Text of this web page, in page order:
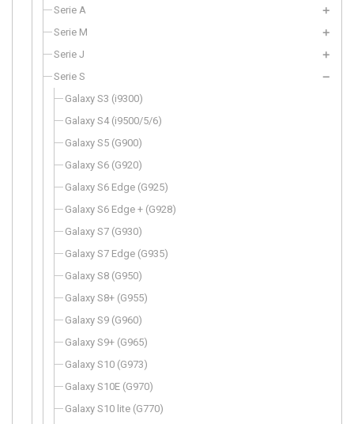
Serie A
Serie M
Serie J
Serie S
Galaxy S3 (i9300)
Galaxy S4 (i9500/5/6)
Galaxy S5 (G900)
Galaxy S6 (G920)
Galaxy S6 Edge (G925)
Galaxy S6 Edge + (G928)
Galaxy S7 (G930)
Galaxy S7 Edge (G935)
Galaxy S8 (G950)
Galaxy S8+ (G955)
Galaxy S9 (G960)
Galaxy S9+ (G965)
Galaxy S10 (G973)
Galaxy S10E (G970)
Galaxy S10 lite (G770)